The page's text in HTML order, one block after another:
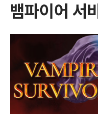
뱀파이어 서